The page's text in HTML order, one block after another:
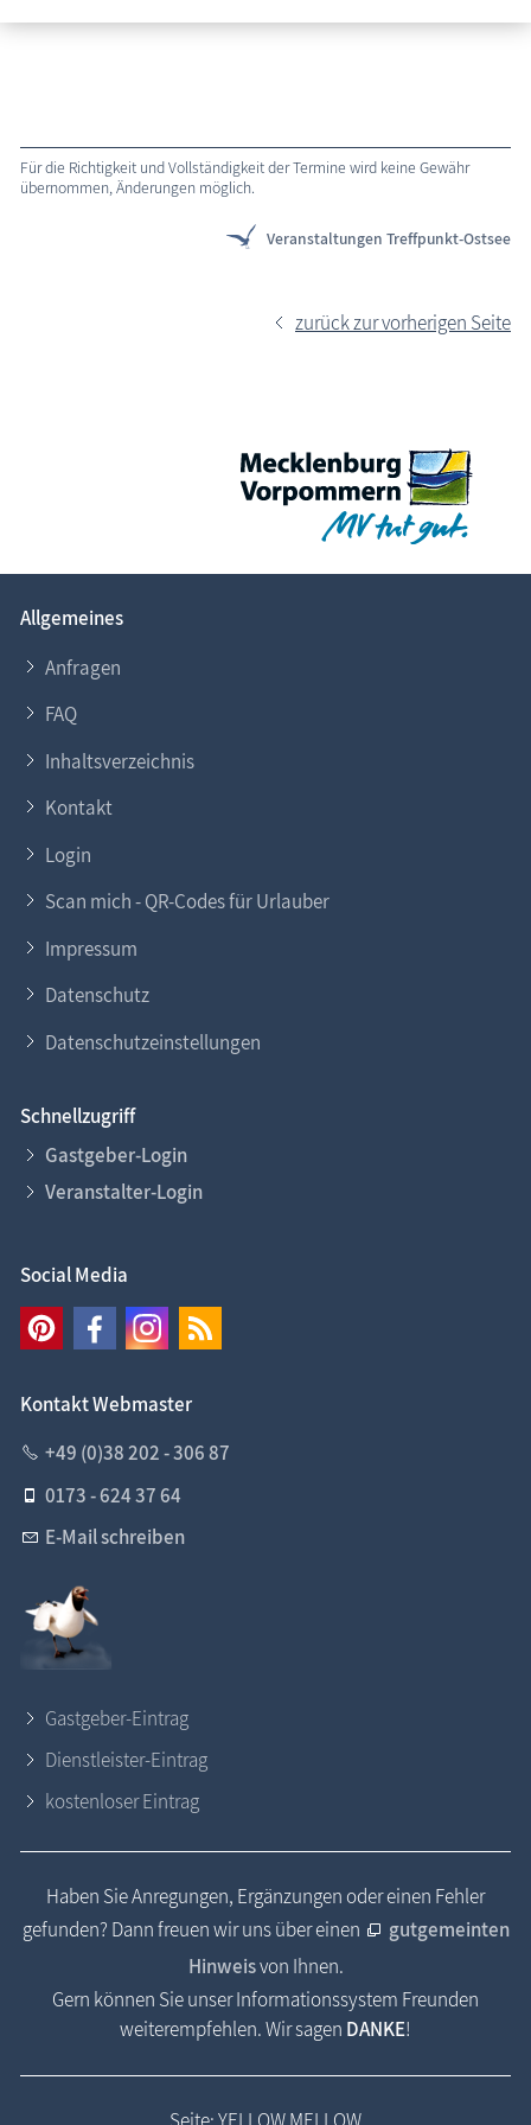
Für die Richtigkeit und Vollständigkeit der Termine wird keine Gewähr
übernommen, Änderungen möglich.
Veranstaltungen Treffpunkt-Ostsee
zurück zur vorherigen Seite
Allgemeines
Anfragen
FAQ
Inhaltsverzeichnis
Kontakt
Login
Scan mich - QR-Codes für Urlauber
Impressum
Datenschutz
Datenschutzeinstellungen
Schnellzugriff
Gastgeber-Login
Veranstalter-Login
Social Media
Kontakt Webmaster
+49 (0)38 202 - 306 87
0173 - 624 37 64
E-Mail schreiben
Gastgeber-Eintrag
Dienstleister-Eintrag
kostenloser Eintrag
Haben Sie Anregungen, Ergänzungen oder einen Fehler
gefunden? Dann freuen wir uns über einen
gutgemeinten
Hinweisvon Ihnen.
Gern können Sie unser Informationssystem Freunden
weiterempfehlen. Wir sagen DANKE!